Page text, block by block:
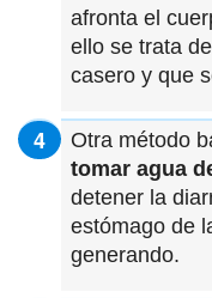
afronta el
ello se trata
casero y que
Otra método
tomar agua
detener la
estómago de
generando.